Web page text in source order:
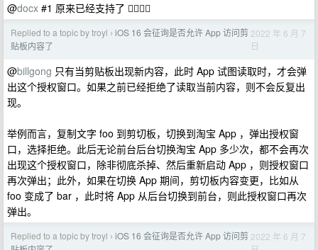
@docx #1 原来已经支持了 👍🏻👍🏻
Replied to a topic by troyl › iOS 16 会征询是否允许 App 访问剪
贴板内容了
2022 年 6 月 7
日
@billgong 只有当剪贴板出现新内容，此时 App 试图读取时，才会弹
出这个授权窗口。如果之前已经拒绝了读取当前内容，则不会反复出
现。
举例而言，复制文字 foo 到剪切板，切换到淘宝 App ，弹出授权窗
口，选择拒绝。此后无论前台后台切换淘宝 App 多少次，都不会再次
出现这个授权窗口，除非彻底杀掉、然后重新启动 App ，则授权窗口
再次弹出；此外，如果在切换 App 期间，剪切板内容变更，比如从
foo 变成了 bar ，此时将 App 从后台切换到前台，则此授权窗口再次
弹出。
Replied to a topic by troyl › iOS 16 会征询是否允许 App 访问剪 2022 年 6 月 7